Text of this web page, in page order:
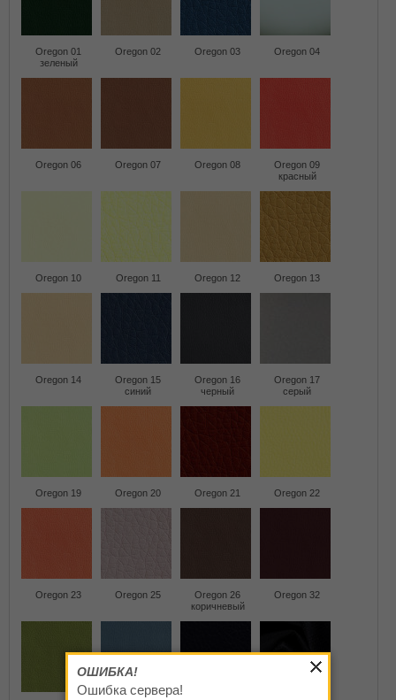
Oregon 01
зеленый
Oregon 02 Oregon 03 Oregon 04
Oregon 06 Oregon 07 Oregon 08
Oregon 09
красный
Oregon 10 Oregon 11 Oregon 12 Oregon 13
Oregon 14
Oregon 15
синий
Oregon 16
черный
Oregon 17
серый
Oregon 19 Oregon 20 Oregon 21 Oregon 22
Oregon 23 Oregon 25
Oregon 26
коричневый
Oregon 32
ОШИБКА!
Ошибка сервера!